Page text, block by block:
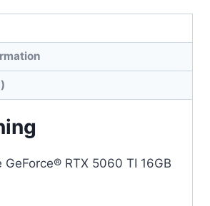
RTX 5060 TI 16GB